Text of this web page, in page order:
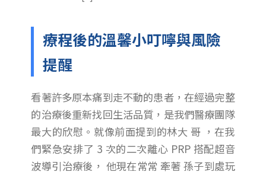
療程後的溫馨小叮嚀與風險
提醒
看著許多原本痛到走不動的患者，在經過完整
的治療後重新找回生活品質，是我們醫療團隊
最大的欣慰。就像前面提到的林大 哥 ，在我
們緊急安排了 3 次的二次離心 PRP 搭配超音
波導引治療後， 他現在常常 牽著 孫子到處玩